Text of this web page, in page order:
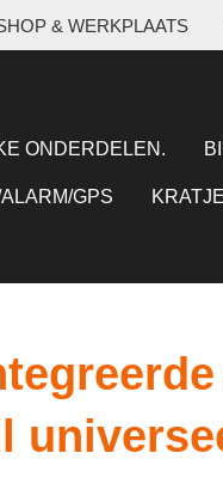
& WERKPLAATS
ONDERDELEN.
GPS